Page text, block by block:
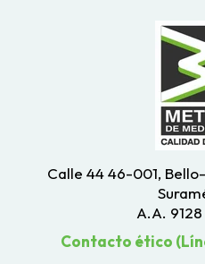
Calle 44 46-001,
A.A.
Contacto ético